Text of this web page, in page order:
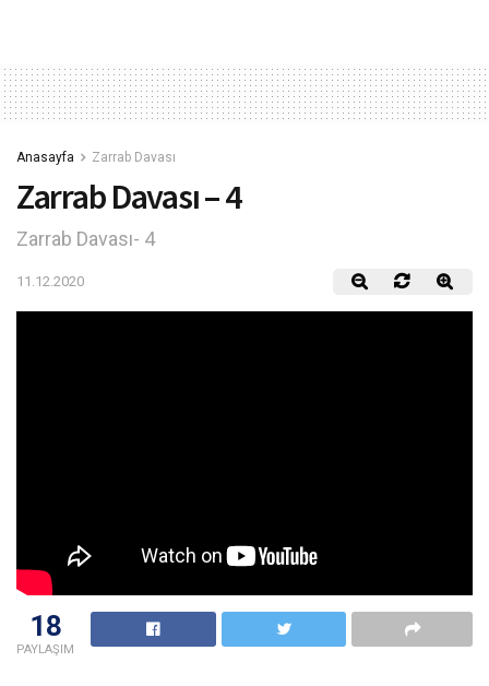
Anasayfa Zarrab Davası
Zarrab Davası – 4
Zarrab Davası- 4
11.12.2020
18
PAYLAŞIM